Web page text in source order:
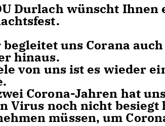
Durlach wünscht Ihnen
uns Corana
hinaus.
von uns ist es wieder
Corona-Jahren hat
Virus noch nicht
müssen, um